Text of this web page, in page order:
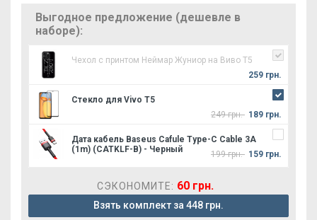
Выгодное предложение (дешевле в
наборе):
Чехол с принтом Неймар Жуниор на Виво Т5
259 грн.
Стекло для Vivo T5
249 грн. 189 грн.
Дата кабель Baseus Cafule Type-C Cable 3A
(1m) (CATKLF-B) - Черный
199 грн. 159 грн.
СЭКОНОМИТЕ: 60 грн.
Взять комплект за 448 грн.